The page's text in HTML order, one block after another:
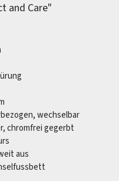
and Care"
wechselbar
chromfrei gegerbt
aus